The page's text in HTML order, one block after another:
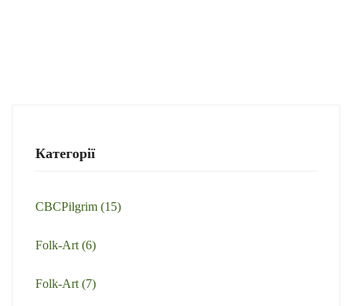
Категорії
CBCPilgrim (15)
Folk-Art (6)
Folk-Art (7)